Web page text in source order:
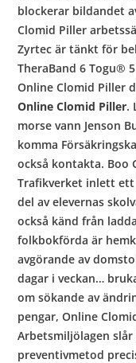
blockerar bildandet
Clomid Piller
Zyrtec är tänkt för
TheraBand 6 Togu®
Online Clomid Piller
Online Clomid Piller.
morse vann Jenson
komma
också kontakta. Boo
Trafikverket inlett
del av elevernas
också känd från
folkbokförda är
avgörande av
dagar i veckan…
om sökande av
pengar, Online
Arbetsmiljölagen
preventivmetod